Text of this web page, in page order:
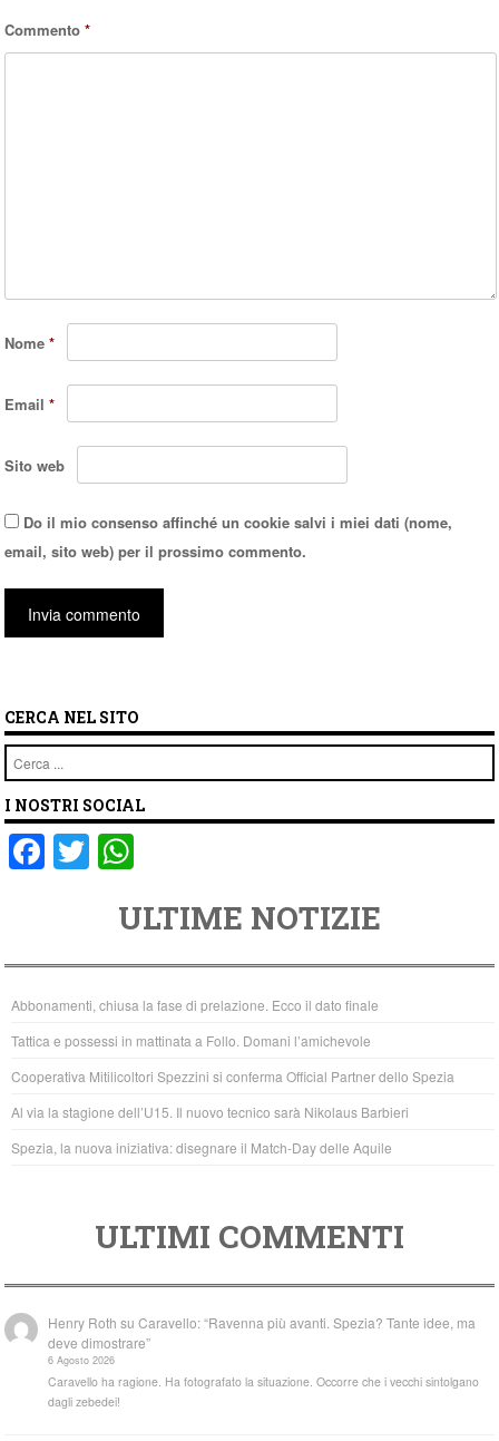
Commento*
Nome*
Email*
Sito web
Do il mio consenso affinché un cookie salvi i miei dati (nome,
email, sito web) per il prossimo commento.
CERCA NEL SITO
Cerca
I NOSTRI SOCIAL
F
a
e
b
o
o
k
T
wi
er
at
s
A
p
p
ULTIME NOTIZIE
Abbonamenti, chiusa la fase di prelazione. Ecco il dato finale
Tattica e possessi in mattinata a Follo. Domani l’amichevole
Cooperativa Mitilicoltori Spezzini si conferma Official Partner dello Spezia
Al via la stagione dell’U15. Il nuovo tecnico sarà Nikolaus Barbieri
Spezia, la nuova iniziativa: disegnare il Match-Day delle Aquile
ULTIMI COMMENTI
Henry Roth suCaravello: “Ravenna più avanti. Spezia? Tante idee, ma
deve dimostrare”
6 Agosto 2026
Caravello ha ragione. Ha fotografato la situazione. Occorre che i vecchi sintolgano
dagli zebedei!